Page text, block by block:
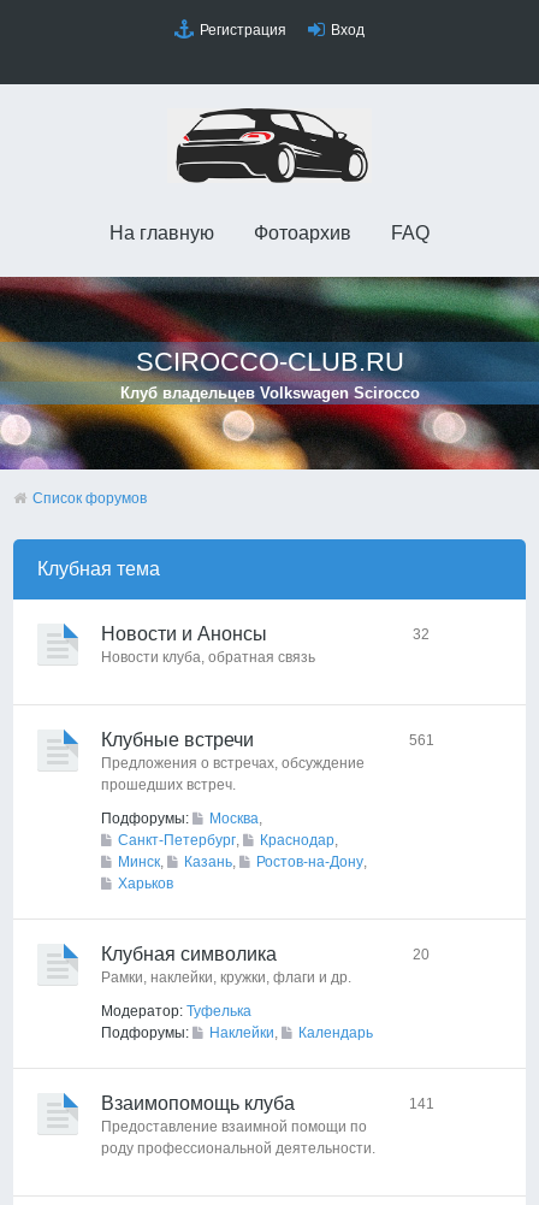
Регистрация Вход
На главную Фотоархив FAQ
SCIROCCO-CLUB.RU
Клуб владельцев Volkswagen Scirocco
Список форумов
Клубная тема
Новости и Анонсы
Новости клуба, обратная связь
32
Клубные встречи
Предложения о встречах, обсуждение
прошедших встреч.
Подфорумы:
Москва,
Санкт-Петербург, Краснодар,
Минск, Казань, Ростов-на-Дону,
Харьков
561
Клубная символика
Рамки, наклейки, кружки, флаги и др.
Модератор: Туфелька
Подфорумы:
Наклейки, Календарь
20
Взаимопомощь клуба
Предоставление взаимной помощи по
роду профессиональной деятельности.
141